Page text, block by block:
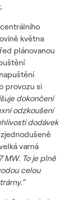
května
plánovanou
provozu si
dokončení
odzkoušení
dodávek
varná
MW. To je plně
celou